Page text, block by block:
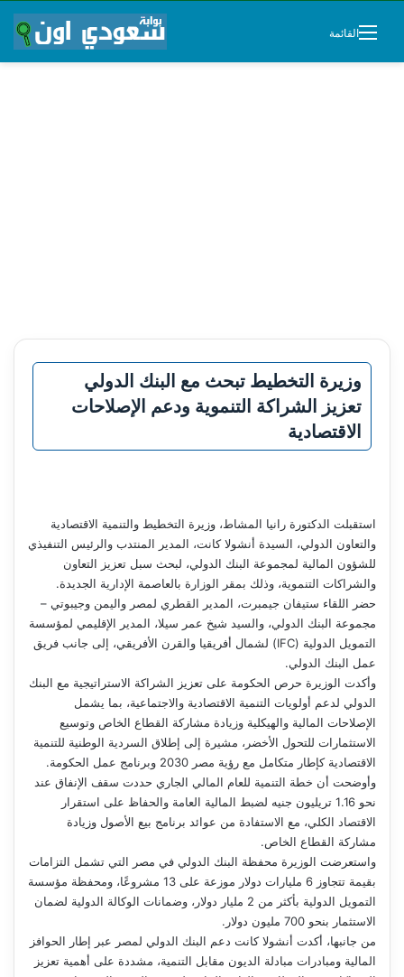
القائمة
وزيرة التخطيط تبحث مع البنك الدولي
تعزيز الشراكة التنموية ودعم الإصلاحات
الاقتصادية
استقبلت الدكتورة رانيا المشاط، وزيرة التخطيط والتنمية الاقتصادية
والتعاون الدولي، السيدة أنشولا كانت، المدير المنتدب والرئيس التنفيذي
للشؤون المالية لمجموعة البنك الدولي، لبحث سبل تعزيز التعاون
والشراكات التنموية، وذلك بمقر الوزارة بالعاصمة الإدارية الجديدة.
حضر اللقاء ستيفان جيمبرت، المدير القطري لمصر واليمن وجيبوتي –
مجموعة البنك الدولي، والسيد شيخ عمر سيلا، المدير الإقليمي لمؤسسة
التمويل الدولية (IFC) لشمال أفريقيا والقرن الأفريقي، إلى جانب فريق
عمل البنك الدولي.
وأكدت الوزيرة حرص الحكومة على تعزيز الشراكة الاستراتيجية مع البنك
الدولي لدعم أولويات التنمية الاقتصادية والاجتماعية، بما يشمل
الإصلاحات المالية والهيكلية وزيادة مشاركة القطاع الخاص وتوسيع
الاستثمارات للتحول الأخضر، مشيرة إلى إطلاق السردية الوطنية للتنمية
الاقتصادية كإطار متكامل مع رؤية مصر 2030 وبرنامج عمل الحكومة.
وأوضحت أن خطة التنمية للعام المالي الجاري حددت سقف الإنفاق عند
نحو 1.16 تريليون جنيه لضبط المالية العامة والحفاظ على استقرار
الاقتصاد الكلي، مع الاستفادة من عوائد برنامج بيع الأصول وزيادة
مشاركة القطاع الخاص.
واستعرضت الوزيرة محفظة البنك الدولي في مصر التي تشمل التزامات
بقيمة تتجاوز 6 مليارات دولار موزعة على 13 مشروعًا، ومحفظة مؤسسة
التمويل الدولية بأكثر من 2 مليار دولار، وضمانات الوكالة الدولية لضمان
الاستثمار بنحو 700 مليون دولار.
من جانبها، أكدت أنشولا كانت دعم البنك الدولي لمصر عبر إطار الحوافز
المالية ومبادرات مبادلة الديون مقابل التنمية، مشددة على أهمية تعزيز